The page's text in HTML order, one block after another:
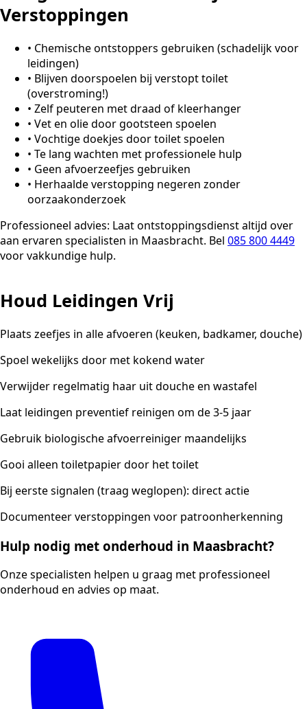
Verstoppingen
• Chemische ontstoppers gebruiken (schadelijk voor
leidingen)
• Blijven doorspoelen bij verstopt toilet
(overstroming!)
• Zelf peuteren met draad of kleerhanger
• Vet en olie door gootsteen spoelen
• Vochtige doekjes door toilet spoelen
• Te lang wachten met professionele hulp
• Geen afvoerzeefjes gebruiken
• Herhaalde verstopping negeren zonder
oorzaakonderzoek
Professioneel advies: Laat ontstoppingsdienst altijd over
aan ervaren specialisten in Maasbracht. Bel 085 800 4449
voor vakkundige hulp.
Houd Leidingen Vrij
Plaats zeefjes in alle afvoeren (keuken, badkamer, douche)
Spoel wekelijks door met kokend water
Verwijder regelmatig haar uit douche en wastafel
Laat leidingen preventief reinigen om de 3-5 jaar
Gebruik biologische afvoerreiniger maandelijks
Gooi alleen toiletpapier door het toilet
Bij eerste signalen (traag weglopen): direct actie
Documenteer verstoppingen voor patroonherkenning
Hulp nodig met onderhoud in Maasbracht?
Onze specialisten helpen u graag met professioneel
onderhoud en advies op maat.